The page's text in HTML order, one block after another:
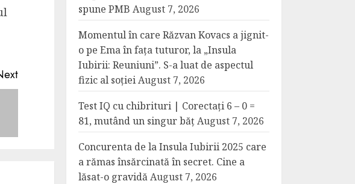
spune PMB August 7, 2026
Momentul în care Răzvan Kovacs a jignit-
o pe Ema în fața tuturor, la „Insula
Iubirii: Reuniuni”. S-a luat de aspectul
fizic al soțieiAugust 7, 2026
Test IQ cu chibrituri | Corectați 6 – 0 =
81, mutând un singur bățAugust 7, 2026
Concurenta de la Insula Iubirii 2025 care
a rămas însărcinată în secret. Cine a
lăsat-o gravidăAugust 7, 2026